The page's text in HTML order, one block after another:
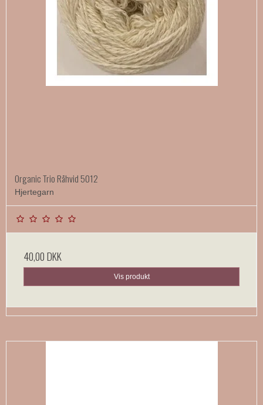
Organic Trio Råhvid 5012
Hjertegarn
40,00 DKK
Vis produkt